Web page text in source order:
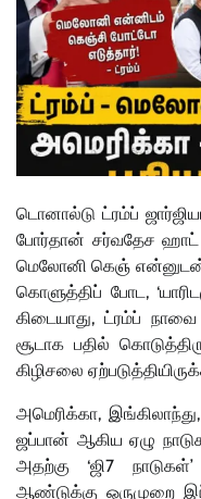
டொனால்டு ட்ரம்ப்
போர்தான் சர்வதேச ஹாட்
மெலோனி கெஞ் என்னுடன்
கொளுத்திப் போட,
கிடையாது, ட்ரம்ப்
சூடாக பதில்
கிழிசலை
அமெரிக்கா,
ஜப்பான் ஆகிய ஏழு
அதற்கு ‘ஜி7
ஆண்டுக்கு ஒருமுறை